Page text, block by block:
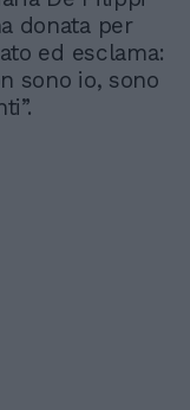
donata per
ed esclama:
sono io, sono